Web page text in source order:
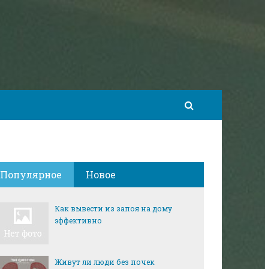
Популярное Новое
Как вывести из запоя на дому
эффективно
Живут ли люди без почек